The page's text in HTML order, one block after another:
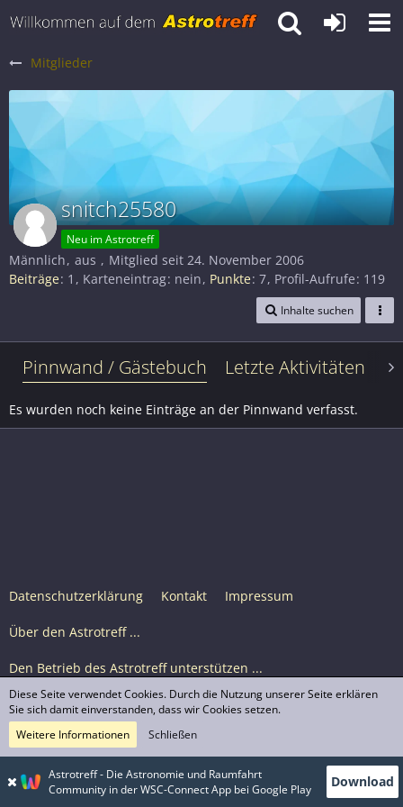
Mitglieder
snitch25580
Neu im Astrotreff
Männlich aus
Mitglied seit 24. November 2006
Beiträge 1 Karteneintrag nein Punkte 7 Profil-Aufrufe 119
Inhalte suchen
Pinnwand / Gästebuch Letzte Aktivitäten
Es wurden noch keine Einträge an der Pinnwand verfasst.
Datenschutzerklärung Kontakt Impressum
Über den Astrotreff ...
Den Betrieb des Astrotreff unterstützen ...
Nutzungsbedingungen
© Astrotreff 2001-2026, lizenziert unter CC BY-SA,
sofern für einzelne Inhalte nicht anders angegeben
Astrotreff - Die Astronomie und Raumfahrt
Community in der WSC-Connect App bei Google Play
Download
Diese Seite verwendet Cookies. Durch die Nutzung unserer Seite erklären
Sie sich damit einverstanden, dass wir Cookies setzen.
Weitere Informationen
Schließen